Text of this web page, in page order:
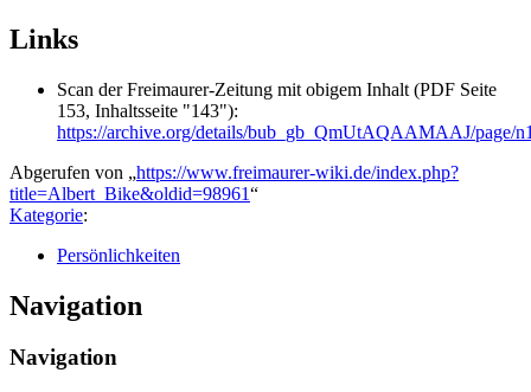
Links
Scan der Freimaurer-Zeitung mit obigem Inhalt (PDF Seite
153, Inhaltsseite "143"):
https://archive.org/details/bub_gb_QmUtAQAAMAAJ/page/
Abgerufen von „https://www.freimaurer-wiki.de/index.php?
title=Albert_Bike&oldid=98961“
Kategorie:
Persönlichkeiten
Navigation
Navigation